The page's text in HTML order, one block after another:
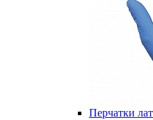
Перчатки